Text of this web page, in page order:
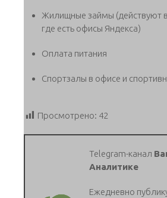
Жилищные займы (действуют в
где есть офисы Яндекса)
Оплата питания
Спортзалы в офисе и
Просмотрено: 42
Telegram-канал
Аналитике
Ежедневно